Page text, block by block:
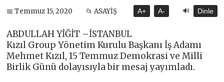
📅 Temmuz 15, 2020 📂 ASAYİŞ A+ A- 🔊 Dinle
ABDULLAH YİĞİT –İSTANBUL
Kızıl Group Yönetim Kurulu Başkanı İş Adamı
Mehmet Kızıl, 15 Temmuz Demokrasi ve Milli
Birlik Günü dolayısıyla bir mesaj yayımladı.